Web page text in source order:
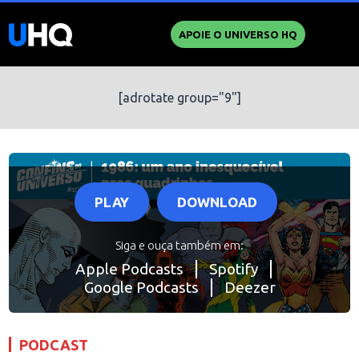
APOIE O UNIVERSO HQ
[adrotate group="9"]
PLAY DOWNLOAD
Siga e ouça também em:
Apple Podcasts
Spotify
Google Podcasts
Deezer
PODCAST